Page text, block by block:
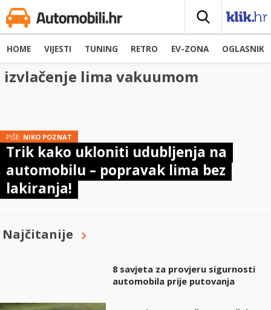
HOME VIJESTI TUNING RETRO EV-ZONA OGLASNIK
izvlačenje lima vakuumom
PIŠE: NIKO POZNAT
Trik kako ukloniti udubljenja na
automobilu – popravak lima bez
lakiranja!
Najčitanije
8 savjeta za provjeru sigurnosti
automobila prije putovanja